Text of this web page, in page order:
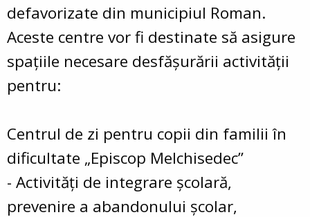
defavorizate din municipiul Roman.
Aceste centre vor fi destinate să asigure
spaţiile necesare desfăşurării activităţii
pentru:
Centrul de zi pentru copii din familii în
dificultate „Episcop Melchisedec”
- Activități de integrare școlară,
prevenire a abandonului școlar,